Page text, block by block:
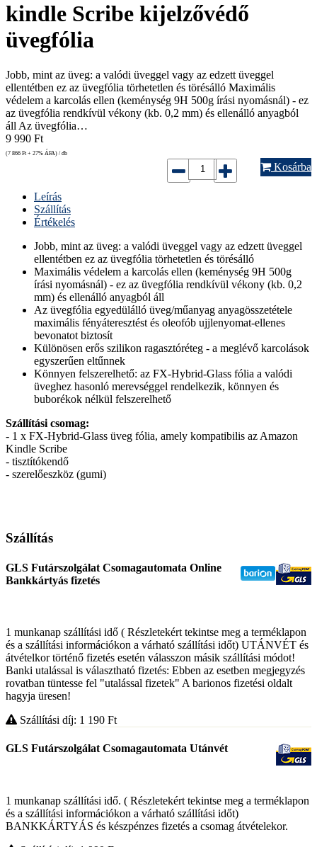
kindle Scribe kijelzővédő
üvegfólia
Jobb, mint az üveg: a valódi üveggel vagy az edzett üveggel
ellentétben ez az üvegfólia törhetetlen és törésálló Maximális
védelem a karcolás ellen (keménység 9H 500g írási nyomásnál) - ez
az üvegfólia rendkívül vékony (kb. 0,2 mm) és ellenálló anyagból
áll Az üvegfólia…
9 990 Ft
(7 866 Ft + 27% ÁFA) / db
Kosárba
Leírás
Szállítás
Értékelés
Jobb, mint az üveg: a valódi üveggel vagy az edzett üveggel
ellentétben ez az üvegfólia törhetetlen és törésálló
Maximális védelem a karcolás ellen (keménység 9H 500g
írási nyomásnál) - ez az üvegfólia rendkívül vékony (kb. 0,2
mm) és ellenálló anyagból áll
Az üvegfólia egyedülálló üveg/műanyag anyagösszetétele
maximális fényáteresztést és oleofób ujjlenyomat-ellenes
bevonatot biztosít
Különösen erős szilikon ragasztóréteg - a meglévő karcolások
egyszerűen eltűnnek
Könnyen felszerelhető: az FX-Hybrid-Glass fólia a valódi
üveghez hasonló merevséggel rendelkezik, könnyen és
buborékok nélkül felszerelhető
Szállítási csomag:
- 1 x FX-Hybrid-Glass üveg fólia, amely kompatibilis az Amazon
Kindle Scribe
- tisztítókendő
- szerelőeszköz (gumi)
Szállítás
GLS Futárszolgálat Csomagautomata Online
Bankkártyás fizetés
1 munkanap szállítási idő ( Részletekért tekintse meg a terméklapon
és a szállítási információkon a várható szállítási időt) UTÁNVÉT és
átvételkor történő fizetés esetén válasszon másik szállítási módot!
Banki utalással is választható fizetés: Ebben az esetben megjegyzés
rovatban tüntesse fel "utalással fizetek" A barionos fizetési oldalt
hagyja üresen!
Szállítási díj: 1 190 Ft
GLS Futárszolgálat Csomagautomata Utánvét
1 munkanap szállítási idő. ( Részletekért tekintse meg a terméklapon
és a szállítási információkon a várható szállítási időt)
BANKKÁRTYÁS és készpénzes fizetés a csomag átvételekor.